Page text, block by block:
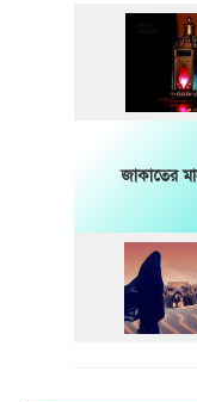
জাকাতের